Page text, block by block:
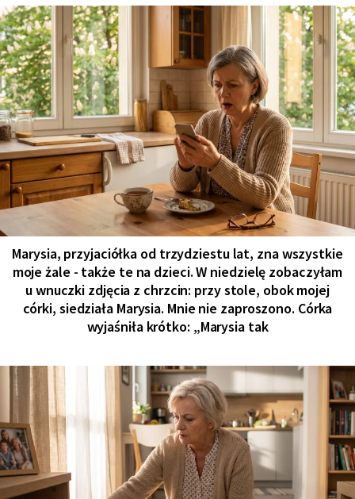
Marysia, przyjaciółka od trzydziestu lat, zna wszystkie
moje żale - także te na dzieci. W niedzielę zobaczyłam
u wnuczki zdjęcia z chrzcin: przy stole, obok mojej
córki, siedziała Marysia. Mnie nie zaproszono. Córka
wyjaśniła krótko: „Marysia tak